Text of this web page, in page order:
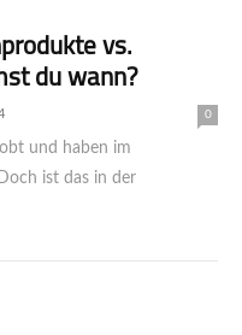
vs.
du wann?
0
und haben im
ist das in der